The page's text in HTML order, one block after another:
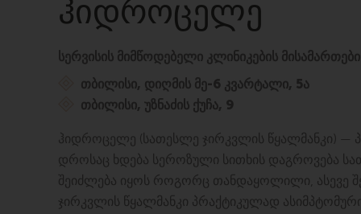
ᲰᲘᲓᲠᲝᲪᲔᲚᲔ
სერვისის მიმწოდებელი კლინიკების
თბილისი, დიღმის მე-6 კვარტალი, 5ა
თბილისი, უზნაძის ქუჩა, 9
ჰიდროცელე (სათესლე ჯირკვლის წყალმანკი)
დროსაც ხდება სეროზული სითხის დაგროვება
შეიძლება იყოს როგორც თანდაყოლილი, ასევე
ჯირკვლის წყალმანკი პრაქტიკულად